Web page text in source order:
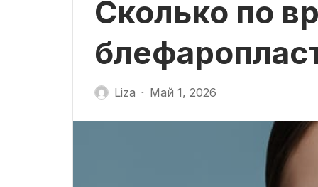
Сколько по
Liza - Май 1, 2026